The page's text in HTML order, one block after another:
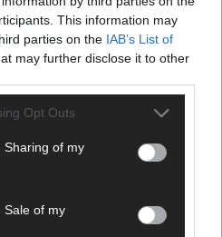
This information may
parties on the IAB’s List of
may further disclose it to other
Opt Outs
Sharing of my
Sale of my